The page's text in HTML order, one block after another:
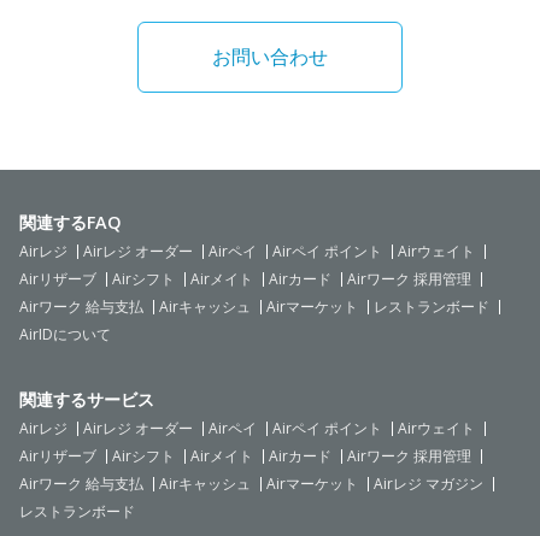
お問い合わせ
関連するFAQ
Airレジ Airレジ オーダー Airペイ Airペイ ポイント
Airウェイト
Airリザーブ
Airシフト Airメイト Airカード
Airワーク 採用管理
Airワーク 給与支払
Airキャッシュ Airマーケット
レストランボード
AirIDについて
関連するサービス
Airレジ Airレジ オーダー Airペイ Airペイ ポイント
Airウェイト
Airリザーブ
Airシフト Airメイト Airカード
Airワーク 採用管理
Airワーク 給与支払
Airキャッシュ Airマーケット
Airレジ マガジン
レストランボード